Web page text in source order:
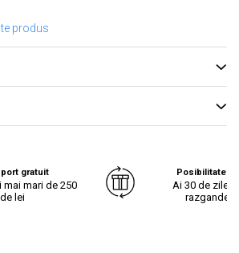
sezonului calduros
in timp chiar si dupa folosire zilnica si
bumbacului si ale poliesterului
produs
gratuit
mai mari de 250
de lei
Posibilitate
Ai 30 de zile